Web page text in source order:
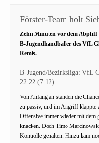
Förster-Team holt
Zehn Minuten vor dem Abpfiff
B-Jugendhandballer des VfL
Remis.
B-Jugend/Bezirksliga: VfL
22:22 (7:12)
Von Anfang an standen die
zu passiv, und im Angriff klappte
Offensive immer wieder mit dem
knacken. Doch Timo
Kontrolle gehalten. Hinzu kam